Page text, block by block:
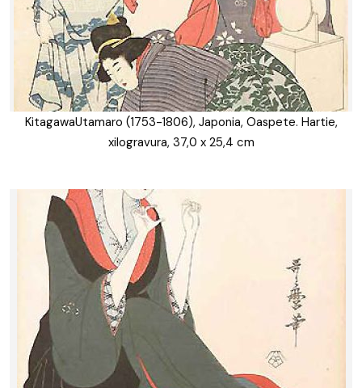
KitagawaUtamaro (1753-1806), Japonia, Oaspete. Hartie,
xilogravura, 37,0 x 25,4 cm